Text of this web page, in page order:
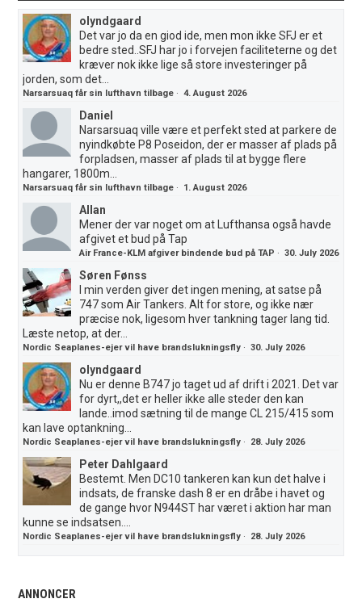
olyndgaard
Det var jo da en giod ide, men mon ikke SFJ er et
bedre sted..SFJ har jo i forvejen faciliteterne og det
kræver nok ikke lige så store investeringer på
jorden, som det...
Narsarsuaq får sin lufthavn tilbage ·4. August 2026
Daniel
Narsarsuaq ville være et perfekt sted at parkere de
nyindkøbte P8 Poseidon, der er masser af plads på
forpladsen, masser af plads til at bygge flere
hangarer, 1800m...
Narsarsuaq får sin lufthavn tilbage · 1. August 2026
Allan
Mener der var noget om at Lufthansa også havde
afgivet et bud på Tap
Air France-KLM afgiver bindende bud på TAP ·30. July 2026
Søren Fønss
I min verden giver det ingen mening, at satse på
747 som Air Tankers. Alt for store, og ikke nær
præcise nok, ligesom hver tankning tager lang tid.
Læste netop, at der...
Nordic Seaplanes-ejer vil have brandslukningsfly ·30. July 2026
olyndgaard
Nu er denne B747 jo taget ud af drift i 2021. Det var
for dyrt,,det er heller ikke alle steder den kan
lande..imod sætning til de mange CL 215/415 som
kan lave optankning...
Nordic Seaplanes-ejer vil have brandslukningsfly · 28. July 2026
Peter Dahlgaard
Bestemt. Men DC10 tankeren kan kun det halve i
indsats, de franske dash 8 er en dråbe i havet og
de gange hvor N944ST har været i aktion har man
kunne se indsatsen....
Nordic Seaplanes-ejer vil have brandslukningsfly · 28. July 2026
ANNONCER